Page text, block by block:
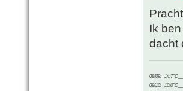
Ik
dacht
08/09, -
09/10, -